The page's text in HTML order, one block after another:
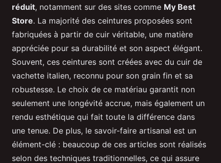
réduit, notamment sur des sites comme My Best
Store. La majorité des ceintures proposées sont
fabriquées à partir de cuir véritable, une matière
appréciée pour sa durabilité et son aspect élégant.
Souvent, ces ceintures sont créées avec du cuir de
vachette italien, reconnu pour son grain fin et sa
robustesse. Le choix de ce matériau garantit non
seulement une longévité accrue, mais également un
rendu esthétique qui fait toute la différence dans
une tenue. De plus, le savoir-faire artisanal est un
élément-clé : beaucoup de ces articles sont réalisés
selon des techniques traditionnelles, ce qui assure